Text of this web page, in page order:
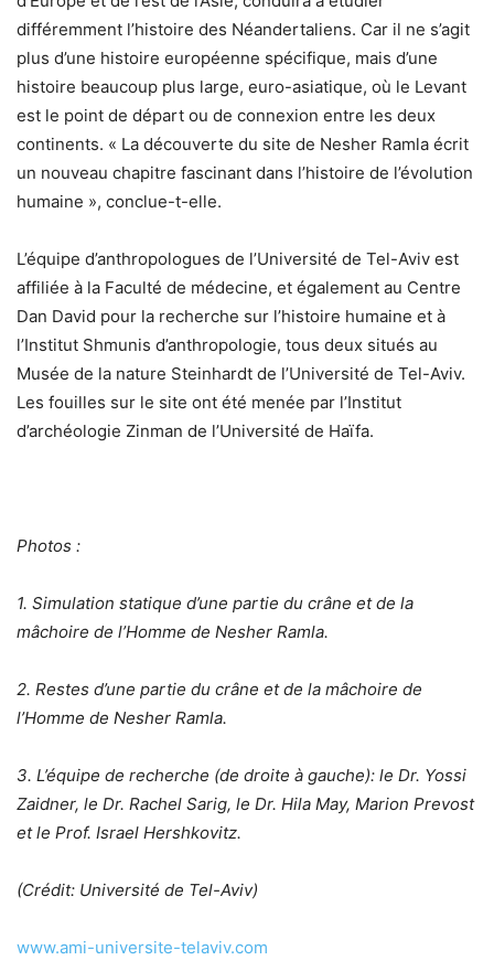
différemment l’histoire des Néandertaliens. Car il ne s’agit
plus d’une histoire européenne spécifique, mais d’une
histoire beaucoup plus large, euro-asiatique, où le Levant
est le point de départ ou de connexion entre les deux
continents. « La découverte du site de Nesher Ramla écrit
un nouveau chapitre fascinant dans l’histoire de l’évolution
humaine », conclue-t-elle.
L’équipe d’anthropologues de l’Université de Tel-Aviv est
affiliée à la Faculté de médecine, et également au Centre
Dan David pour la recherche sur l’histoire humaine et à
l’Institut Shmunis d’anthropologie, tous deux situés au
Musée de la nature Steinhardt de l’Université de Tel-Aviv.
Les fouilles sur le site ont été menée par l’Institut
d’archéologie Zinman de l’Université de Haïfa.
Photos :
1. Simulation statique d’une partie du crâne et de la
mâchoire de l’Homme de Nesher Ramla.
2. Restes d’une partie du crâne et de la mâchoire de
l’Homme de Nesher Ramla.
3. L’équipe de recherche (de droite à gauche): le Dr. Yossi
Zaidner, le Dr. Rachel Sarig, le Dr. Hila May, Marion Prevost
et le Prof. Israel Hershkovitz.
(Crédit: Université de Tel-Aviv)
www.ami-universite-telaviv.com